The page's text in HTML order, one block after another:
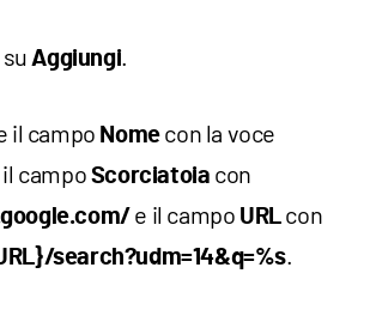
Aggiungi.
il campo Nomecon la voce
il campo Scorciatoia con
e il campo URLcon
search?udm=14&q=%s.